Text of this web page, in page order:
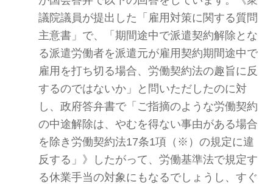
議院議員が提出した「雇用対策に関する質問
主意書」で、「期間途中で派遣契約解除とな
る派遣労働者を派遣元が雇用契約期間途中で
雇用を打ち切る場合、労働契約法の趣旨に反
するのではないか」と問いただしたのに対
し、政府答弁書で「ご指摘のような労働契約
の中途解除は、やむを得ない事由がある場合
を除き労働契約法17条1項（※）の規定に違
反する」》したがって、労働基準法で規定す
る休業手当の対象にもなるでしょうし、すぐ